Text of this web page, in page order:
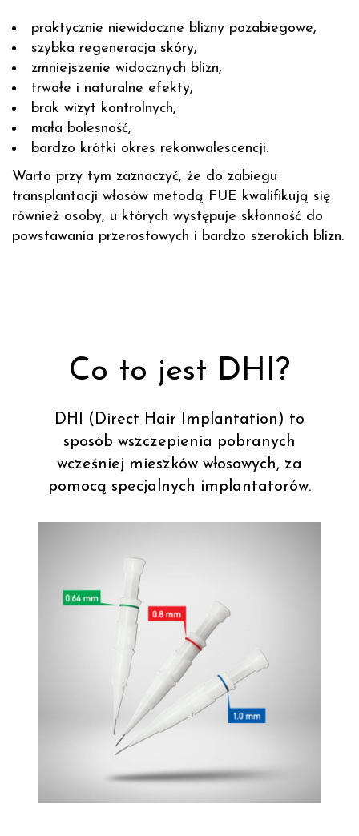
praktycznie niewidoczne blizny pozabiegowe,
szybka regeneracja skóry,
zmniejszenie widocznych blizn,
trwałe i naturalne efekty,
brak wizyt kontrolnych,
mała bolesność,
bardzo krótki okres rekonwalescencji.
Warto przy tym zaznaczyć, że do zabiegu
transplantacji włosów metodą FUE kwalifikują się
również osoby, u których występuje skłonność do
powstawania przerostowych i bardzo szerokich blizn.
Co to jest DHI?
DHI (Direct Hair Implantation) to
sposób wszczepienia pobranych
wcześniej mieszków włosowych, za
pomocą specjalnych implantatorów.